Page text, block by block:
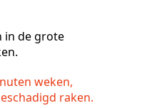
in de grote
weken,
raken.